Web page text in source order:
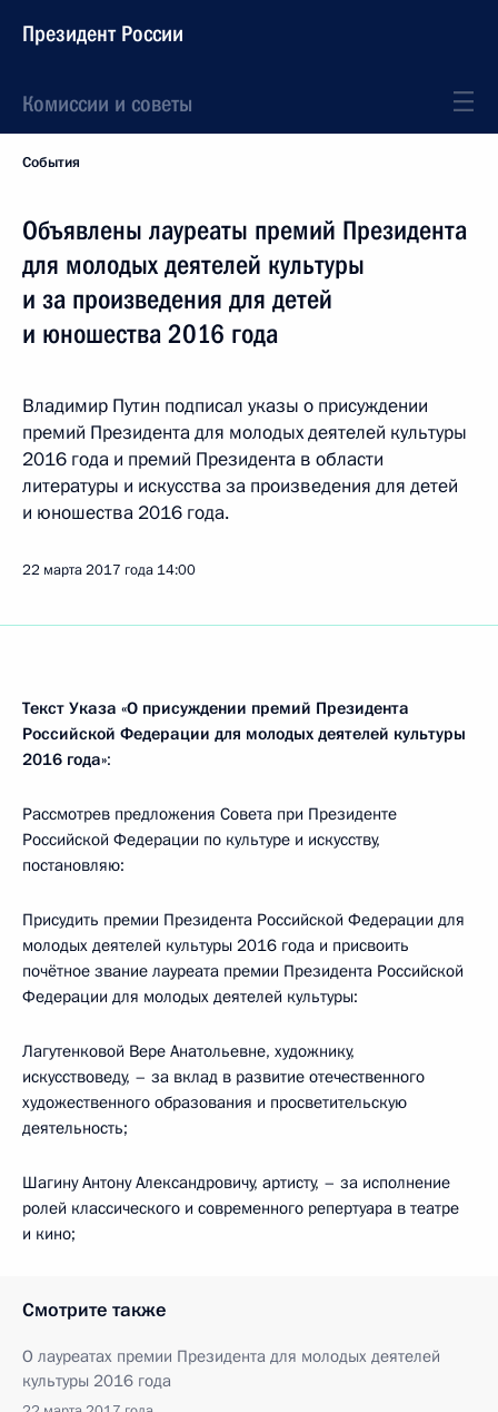
Президент России
Комиссии и советы
События
Объявлены лауреаты премий Президента
для молодых деятелей культуры
и за произведения для детей
и юношества 2016 года
Владимир Путин подписал указы о присуждении
премий Президента для молодых деятелей культуры
2016 года и премий Президента в области
литературы и искусства за произведения для детей
и юношества 2016 года.
22 марта 2017 года 14:00
Текст Указа «О присуждении премий Президента
Российской Федерации для молодых деятелей культуры
2016 года»:
Рассмотрев предложения Совета при Президенте
Российской Федерации по культуре и искусству,
постановляю:
Присудить премии Президента Российской Федерации для
молодых деятелей культуры 2016 года и присвоить
почётное звание лауреата премии Президента Российской
Федерации для молодых деятелей культуры:
Лагутенковой Вере Анатольевне, художнику,
искусствоведу, – за вклад в развитие отечественного
художественного образования и просветительскую
деятельность;
Шагину Антону Александровичу, артисту, – за исполнение
ролей классического и современного репертуара в театре
и кино;
Смотрите также
О лауреатах премии Президента для молодых деятелей
культуры 2016 года